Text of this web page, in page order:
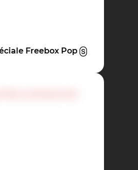
Freebox Pop